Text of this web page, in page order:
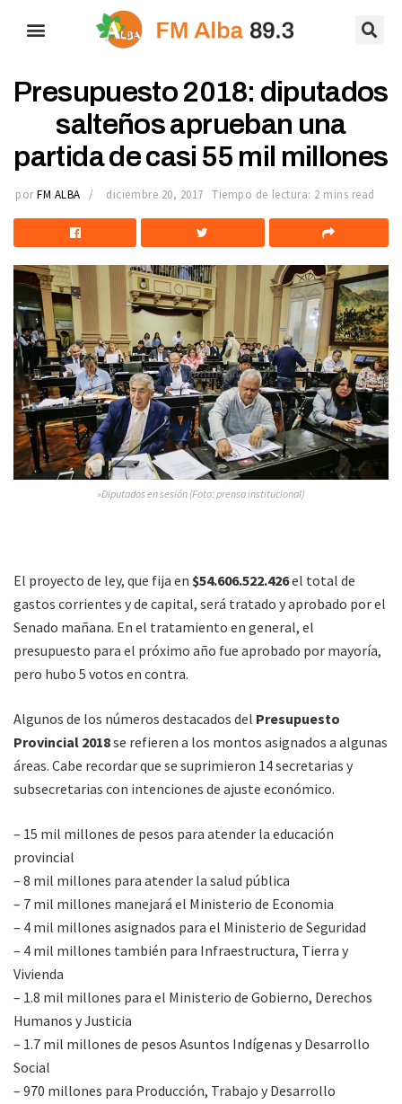
Presupuesto 2018: diputados
salteños aprueban una
partida de casi 55 mil millones
por FM ALBA diciembre 20, 2017 Tiempo de lectura: 2 mins read
»Diputados en sesión (Foto: prensa institucional)
El proyecto de ley, que fija en $54.606.522.426el total de
gastos corrientes y de capital, será tratado y aprobado por el
Senado mañana. En el tratamiento en general, el
presupuesto para el próximo año fue aprobado por mayoría,
pero hubo 5 votos en contra.
Algunos de los números destacados del Presupuesto
Provincial 2018se refieren a los montos asignados a algunas
áreas. Cabe recordar que se suprimieron 14 secretarias y
subsecretarias con intenciones de ajuste económico.
– 15 mil millones de pesos para atender la educación
provincial
– 8 mil millones para atender la salud pública
– 7 mil millones manejará el Ministerio de Economia
– 4 mil millones asignados para el Ministerio de Seguridad
– 4 mil millones también para Infraestructura, Tierra y
Vivienda
– 1.8 mil millones para el Ministerio de Gobierno, Derechos
Humanos y Justicia
– 1.7 mil millones de pesos Asuntos Indígenas y Desarrollo
Social
– 970 millones para Producción, Trabajo y Desarrollo